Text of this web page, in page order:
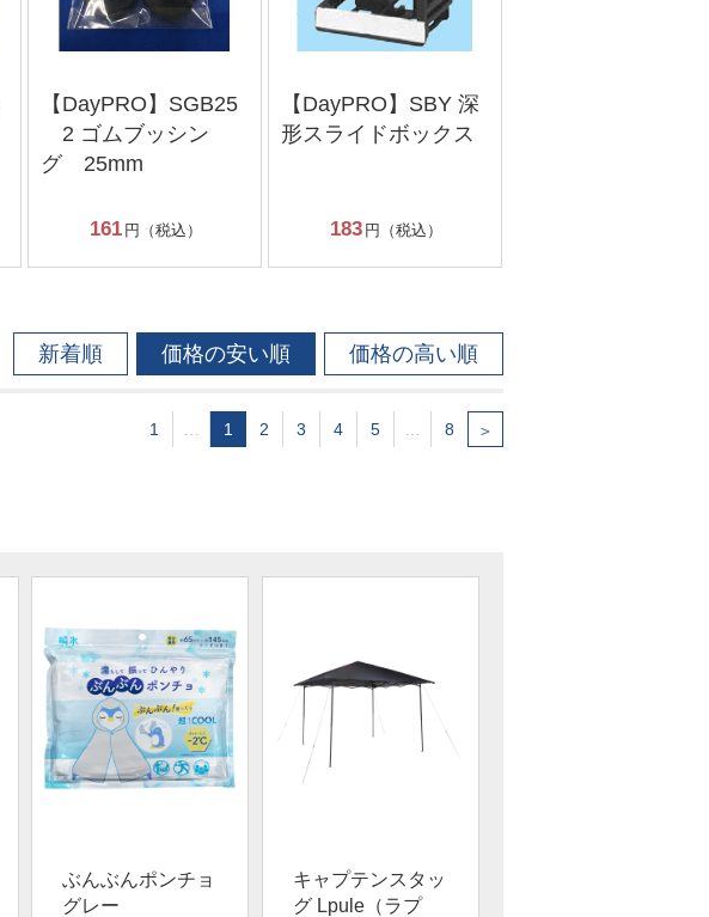
【DayPRO】SGB25
2 ゴムブッシン
グ 25mm
161 円（税込）
【DayPRO】SBY 深
形スライドボックス
183 円（税込）
新着順 価格の安い順 価格の高い順
1 1 2 3 4 5 8 ＞
ぶんぶんポンチョ
グレー
キャプテンスタッ
グ Lpule（ラプ